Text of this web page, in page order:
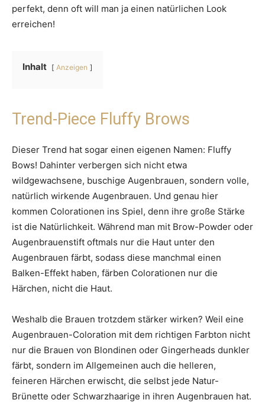
perfekt, denn oft will man ja einen natürlichen Look
erreichen!
Inhalt Anzeigen
Trend-Piece Fluffy Brows
Dieser Trend hat sogar einen eigenen Namen: Fluffy
Bows! Dahinter verbergen sich nicht etwa
wildgewachsene, buschige Augenbrauen, sondern volle,
natürlich wirkende Augenbrauen. Und genau hier
kommen Colorationen ins Spiel, denn ihre große Stärke
ist die Natürlichkeit. Während man mit Brow-Powder oder
Augenbrauenstift oftmals nur die Haut unter den
Augenbrauen färbt, sodass diese manchmal einen
Balken-Effekt haben, färben Colorationen nur die
Härchen, nicht die Haut.
Weshalb die Brauen trotzdem stärker wirken? Weil eine
Augenbrauen-Coloration mit dem richtigen Farbton nicht
nur die Brauen von Blondinen oder Gingerheads dunkler
färbt, sondern im Allgemeinen auch die helleren,
feineren Härchen erwischt, die selbst jede Natur-
Brünette oder Schwarzhaarige in ihren Augenbrauen hat.